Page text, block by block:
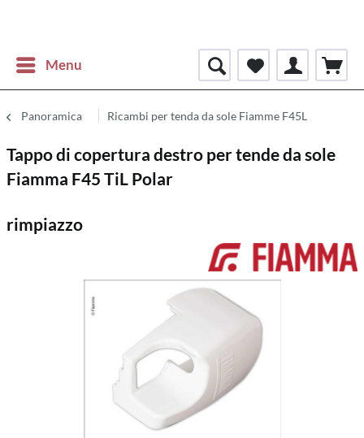
Menu
Panoramica Ricambi per tenda da sole Fiamme F45L
Tappo di copertura destro per tende da sole
Fiamma F45 TiL Polar
rimpiazzo